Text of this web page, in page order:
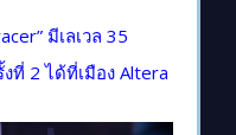
มีเลเวล 35
ที่ 2 ได้ที่เมือง Altera